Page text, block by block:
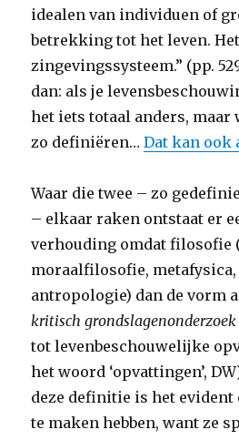
idealen van individuen of
betrekking tot het leven.
zingevingssysteem.” (pp.
dan: als je
het iets totaal anders, maar
zo definiëren…Dat kan ook
Waar die twee – zo
– elkaar raken ontstaat er
verhouding omdat filosofie
moraalfilosofie,
antropologie) dan de vorm
kritisch grondslagenonderzoek
tot levenbeschouwelijke
het woord ‘opvattingen’,
deze definitie is het evident
te maken hebben, want ze